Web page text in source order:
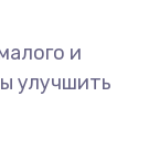
и
улучшить